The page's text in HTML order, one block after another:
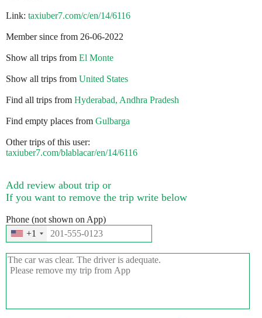
Link: taxiuber7.com/c/en/14/6116
Member since from 26-06-2022
Show all trips from El Monte
Show all trips from United States
Find all trips from Hyderabad, Andhra Pradesh
Find empty places from Gulbarga
Other trips of this user:
taxiuber7.com/blablacar/en/14/6116
Add review about trip or
If you want to remove the trip write below
Phone (not shown on App)
+1